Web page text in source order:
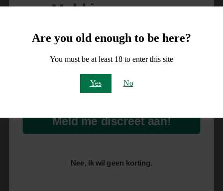
Are you old enough to be here?
You must be at least 18 to enter this site
Yes No
Meld je aan voor
10% korting
op je order!
Meld me discreet aan!
Nee, ik wil geen korting.